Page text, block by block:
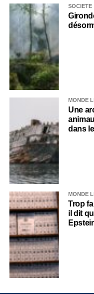
SOCIÉTÉ
MONDE
Une
dans
MONDE
Trop
il dit